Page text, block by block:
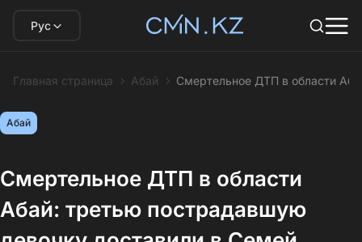
Рус
Главная страница Абай Смертельное ДТП в области
Абай
Смертельное ДТП в области
Абай: третью пострадавшую